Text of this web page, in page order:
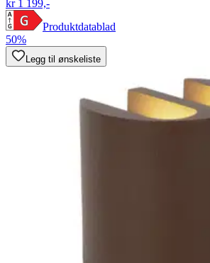
kr 1 199,-
Produktdatablad
50%
Legg til ønskeliste